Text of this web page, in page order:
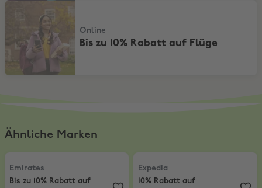
Bis zu 10% Rabatt auf Flüge
Online
Bis zu 10% Rabatt auf Flüge
Ähnliche Marken
Emirates
Bis zu 10% Rabatt auf Economy- und Business-Class-
Emirates
Bis zu 10% Rabatt auf
Expedia
10% Rabatt auf
Expedia
10% Rabatt auf